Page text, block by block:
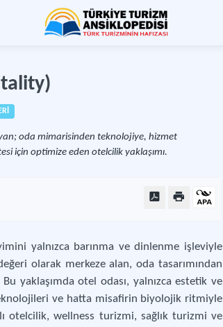
oda mimarisinden teknolojiye, hizmet
için optimize eden otelcilik yaklaşımı.
yalnızca barınma ve dinlenme işleviyle
olarak merkeze alan, oda tasarımından
yaklaşımda otel odası, yalnızca estetik ve
ve hatta misafirin biyolojik ritmiyle
otelcilik, wellness turizmi, sağlık turizmi ve